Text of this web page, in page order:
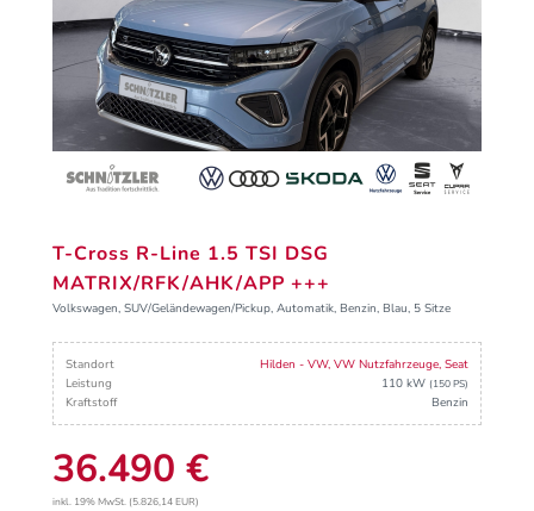
T-Cross R-Line 1.5 TSI DSG
MATRIX/RFK/AHK/APP +++
Volkswagen, SUV/Geländewagen/Pickup, Automatik, Benzin, Blau, 5 Sitze
Standort
Hilden - VW, VW Nutzfahrzeuge, Seat
Leistung
110 kW (150 PS)
Kraftstoff Benzin
36.490 €
inkl. 19% MwSt. (5.826,14 EUR)